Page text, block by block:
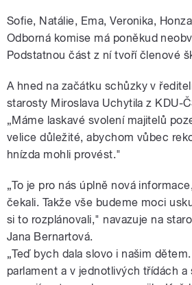
Sofie, Natálie, Ema, Veronika,
Odborná komise má poněkud
Podstatnou část z ní tvoří členové
A hned na začátku schůzky v
starosty Miroslava Uchytila z KDU-
„Máme laskavé svolení majitelů
velice důležité, abychom vůbec
hnízda mohli provést."
„To je pro nás úplně nová
čekali. Takže vše budeme moci
si to rozplánovali," navazuje na
Jana Bernartová.
„Teď bych dala slovo i našim
parlament a v jednotlivých třídách a